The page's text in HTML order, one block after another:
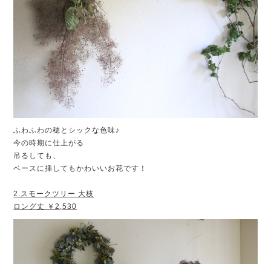
ふわふわの穂とシックな色味♪
今の時期に仕上がる
吊るしても、
ベースに挿してもかわいいお花です！
2.スモークツリー 大枝
ロング丈 ￥2,530